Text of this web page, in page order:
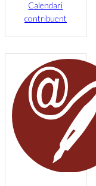
Calendari
contribuent